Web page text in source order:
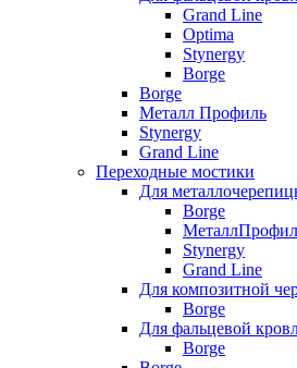
Grand Line
Optima
Stynergy
Borge
Borge
Металл Профиль
Stynergy
Grand Line
Переходные мостики
Для
Borge
Stynergy
Grand Line
Для композитной
Borge
Для фальцевой
Borge